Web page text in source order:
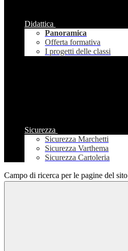
Didattica
Panoramica
Offerta formativa
I progetti delle classi
Sicurezza
Sicurezza Marchetti
Sicurezza Varthema
Sicurezza Cartoleria
Campo di ricerca per le pagine del sito